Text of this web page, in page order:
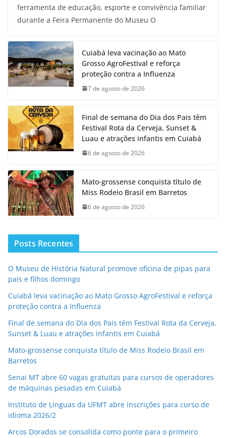
ferramenta de educação, esporte e convivência familiar
durante a Feira Permanente do Museu O
Cuiabá leva vacinação ao Mato
Grosso AgroFestival e reforça
proteção contra a Influenza
7 de agosto de 2026
Final de semana do Dia dos Pais têm
Festival Rota da Cerveja, Sunset &
Luau e atrações infantis em Cuiabá
6 de agosto de 2026
Mato-grossense conquista título de
Miss Rodeio Brasil em Barretos
6 de agosto de 2026
Posts Recentes
O Museu de História Natural promove oficina de pipas para
pais e filhos domingo
Cuiabá leva vacinação ao Mato Grosso AgroFestival e reforça
proteção contra a Influenza
Final de semana do Dia dos Pais têm Festival Rota da Cerveja,
Sunset & Luau e atrações infantis em Cuiabá
Mato-grossense conquista título de Miss Rodeio Brasil em
Barretos
Senai MT abre 60 vagas gratuitas para cursos de operadores
de máquinas pesadas em Cuiabá
Instituto de Linguas da UFMT abre inscrições para curso de
idioma 2026/2
Arcos Dorados se consolida como ponte para o primeiro